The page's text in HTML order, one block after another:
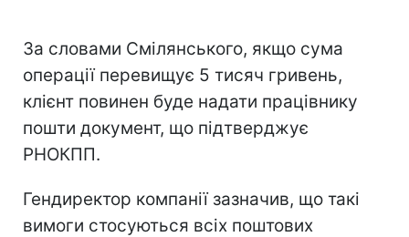
За словами Смілянського, якщо сума
операції перевищує 5 тисяч гривень,
клієнт повинен буде надати працівнику
пошти документ, що підтверджує
РНОКПП.
Гендиректор компанії зазначив, що такі
вимоги стосуються всіх поштових